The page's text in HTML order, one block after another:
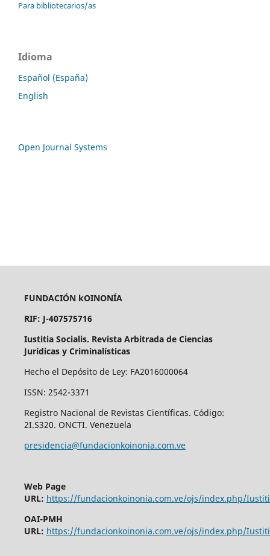
Para bibliotecarios/as
Idioma
Español (España)
English
Open Journal Systems
FUNDACIÓN kOINONÍA
RIF: J-407575716
Iustitia Socialis. Revista Arbitrada de Ciencias
Jurídicas y Criminalísticas
Hecho el Depósito de Ley: FA2016000064
ISSN: 2542-3371
Registro Nacional de Revistas Científicas. Código:
2I.S320. ONCTI. Venezuela
presidencia@fundacionkoinonia.com.ve
Web Page
URL: https://fundacionkoinonia.com.ve/ojs/index.php/
OAI-PMH
URL: https://fundacionkoinonia.com.ve/ojs/index.php/